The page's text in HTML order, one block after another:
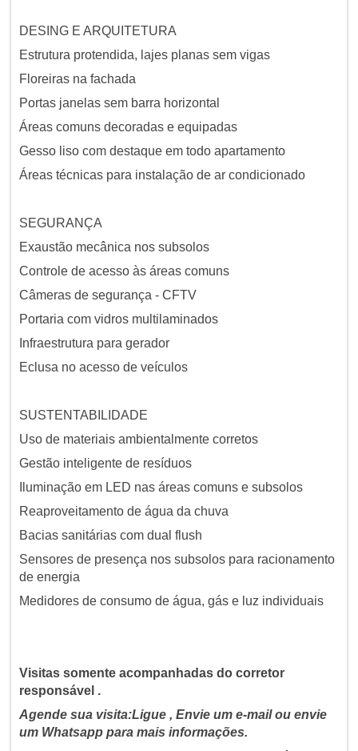
DESING E ARQUITETURA
Estrutura protendida, lajes planas sem vigas
Floreiras na fachada
Portas janelas sem barra horizontal
Áreas comuns decoradas e equipadas
Gesso liso com destaque em todo apartamento
Áreas técnicas para instalação de ar condicionado
SEGURANÇA
Exaustão mecânica nos subsolos
Controle de acesso às áreas comuns
Câmeras de segurança - CFTV
Portaria com vidros multilaminados
Infraestrutura para gerador
Eclusa no acesso de veículos
SUSTENTABILIDADE
Uso de materiais ambientalmente corretos
Gestão inteligente de resíduos
Iluminação em LED nas áreas comuns e subsolos
Reaproveitamento de água da chuva
Bacias sanitárias com dual flush
Sensores de presença nos subsolos para racionamento
de energia
Medidores de consumo de água, gás e luz individuais
Visitas somente acompanhadas do corretor
responsável .
Agende sua visita:Ligue , Envie um e-mail ou envie
um Whatsapp para mais informações.